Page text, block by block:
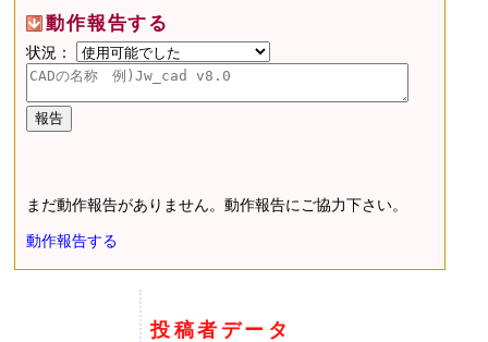
動作報告する
状況：
まだ動作報告がありません。動作報告にご協力下さい。
動作報告する
投稿者データ